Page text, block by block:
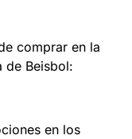
comprar en la
de Beisbol:
en los